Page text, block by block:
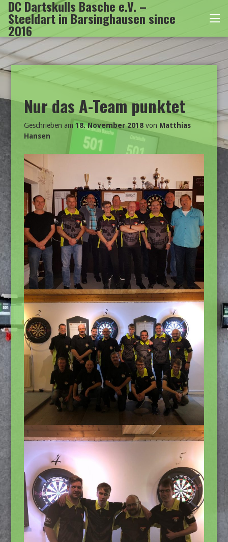
Zum
Inhalt
springen
DC Dartskulls Basche e.V. –
Steeldart in Barsinghausen since
2016
Nur das A-Team punktet
Geschrieben am 18. November 2018von Matthias
Hansen